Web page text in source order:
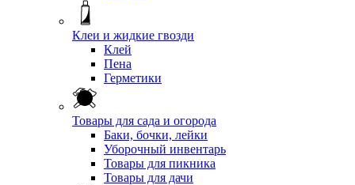
Клеи и жидкие гвозди
Клей
Пена
Герметики
Товары для сада и огорода
Баки, бочки, лейки
Уборочный инвентарь
Товары для пикника
Товары для дачи